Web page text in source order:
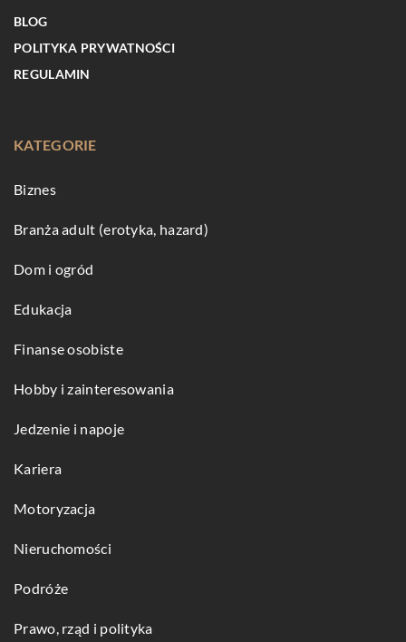
BLOG
POLITYKA PRYWATNOŚCI
REGULAMIN
KATEGORIE
Biznes
Branża adult (erotyka, hazard)
Dom i ogród
Edukacja
Finanse osobiste
Hobby i zainteresowania
Jedzenie i napoje
Kariera
Motoryzacja
Nieruchomości
Podróże
Prawo, rząd i polityka